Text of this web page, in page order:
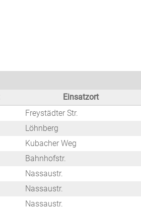
Einsatzort
Freystädter Str.
Löhnberg
Kubacher Weg
Bahnhofstr.
Nassaustr.
Nassaustr.
Nassaustr.